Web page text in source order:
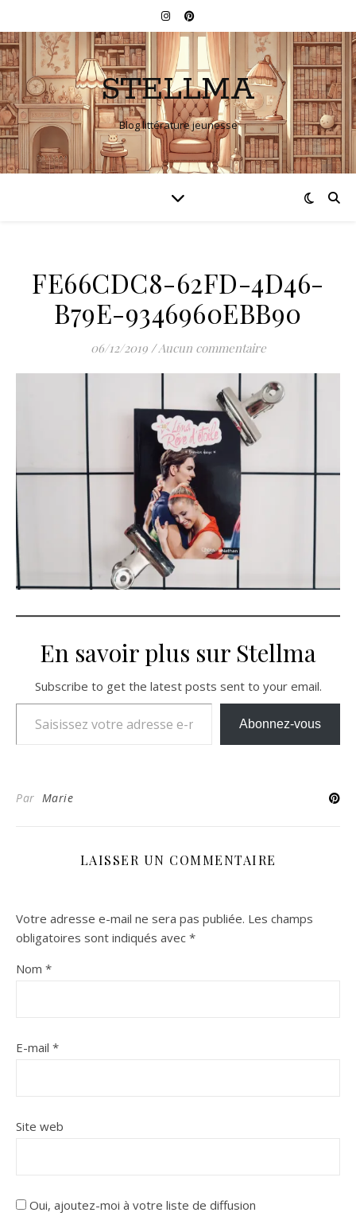
STELLMA
Blog littérature jeunesse
FE66CDC8-62FD-4D46-
B79E-9346960EBB90
06/12/2019 /Aucun commentaire
En savoir plus sur Stellma
Subscribe to get the latest posts sent to your email.
Saisissez votre adresse e-mail…
Abonnez-vous
Par Marie
LAISSER UN COMMENTAIRE
Votre adresse e-mail ne sera pas publiée. Les champs
obligatoires sont indiqués avec *
Nom *
E-mail *
Site web
Oui, ajoutez-moi à votre liste de diffusion